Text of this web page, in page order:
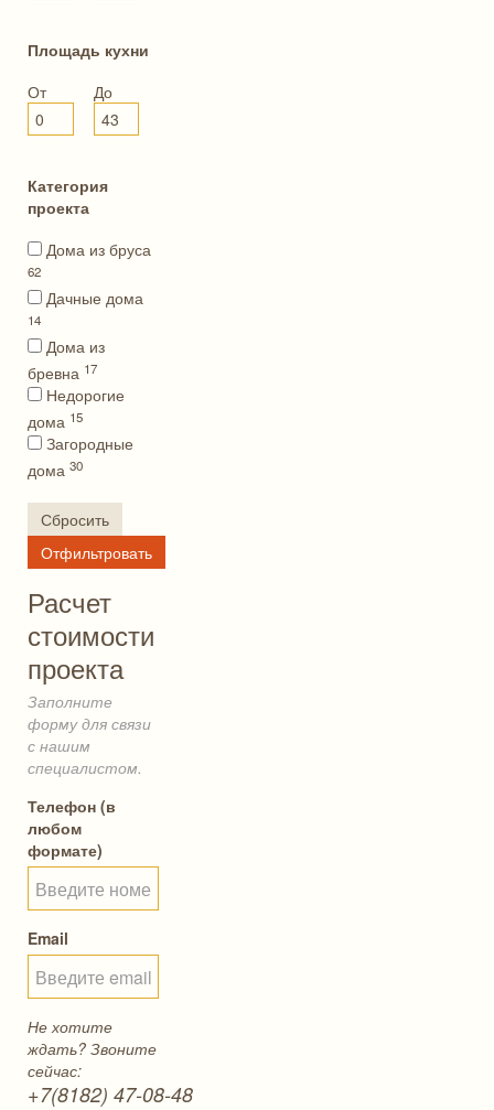
Площадь кухни
От
До
Категория
проекта
Дома из бруса
62
Дачные дома
14
Дома из
бревна 17
Недорогие
дома 15
Загородные
дома 30
Сбросить
Отфильтровать
Расчет
стоимости
проекта
Заполните
форму для связи
с нашим
специалистом.
Телефон (в
любом
формате)
Email
Не хотите
ждать? Звоните
сейчас:
+7(8182) 47-08-48